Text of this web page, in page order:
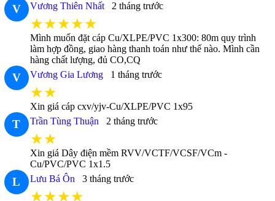
V Vương Thiên Nhất 2 tháng trước
★★★★★
Mình muốn đặt cáp Cu/XLPE/PVC 1x300: 80m quy trình
làm hợp đồng, giao hàng thanh toán như thế nào. Mình cần
hàng chất lượng, đủ CO,CQ
V Vương Gia Lương 1 tháng trước
★★
Xin giá cáp cxv/yjv-Cu/XLPE/PVC 1x95
T Trần Tùng Thuận 2 tháng trước
★★
Xin giá Dây điện mềm RVV/VCTF/VCSF/VCm -
Cu/PVC/PVC 1x1.5
L Lưu Bá Ôn 3 tháng trước
★★★★